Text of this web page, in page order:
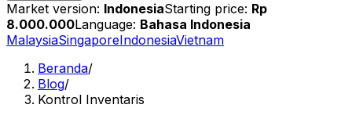
Market version: IndonesiaStarting price: Rp
8.000.000Language: Bahasa Indonesia
MalaysiaSingaporeIndonesiaVietnam
Beranda/
Blog/
Kontrol Inventaris